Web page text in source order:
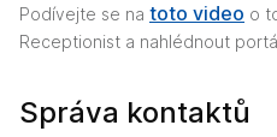
Podívejte se na toto video o
Receptionist a nahlédnout
Správa kontaktů